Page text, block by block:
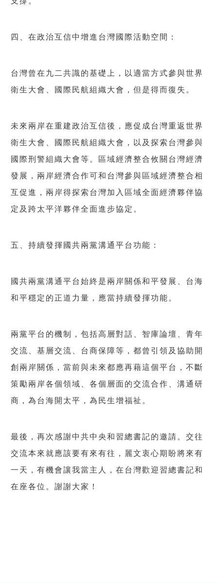
四、在政治互信中增進台灣國際活動空間：
台灣曾在九二共識的基礎上，以適當方式參與世界
衛生大會、國際民航組織大會，但是得而復失。
未來兩岸在重建政治互信後，應促成台灣重返世界
衛生大會、國際民航組織大會，以及探索台灣參與
國際刑警組織大會等。區域經濟整合攸關台灣經濟
發展，兩岸經濟合作可和台灣參與區域經濟整合相
互促進，兩岸得探索台灣加入區域全面經濟夥伴協
定及跨太平洋夥伴全面進步協定。
五、持續發揮國共兩黨溝通平台功能：
國共兩黨溝通平台始終是兩岸關係和平發展、台海
和平穩定的正道力量，應當持續發揮功能。
兩黨平台的機制，包括高層對話、智庫論壇、青年
交流、基層交流、台商保障等，都曾引領及協助開
創兩岸關係，當前與未來都應再藉這個平台，不斷
策勵兩岸各個領域、各個層面的交流合作、溝通研
商，為台海開太平，為民生增福祉。
最後，再次感謝中共中央和習總書記的邀請。交往
交流本來就應該要有來有往，麗文衷心期盼將來有
一天，有機會讓我當主人，在台灣歡迎習總書記和
在座各位。謝謝大家！